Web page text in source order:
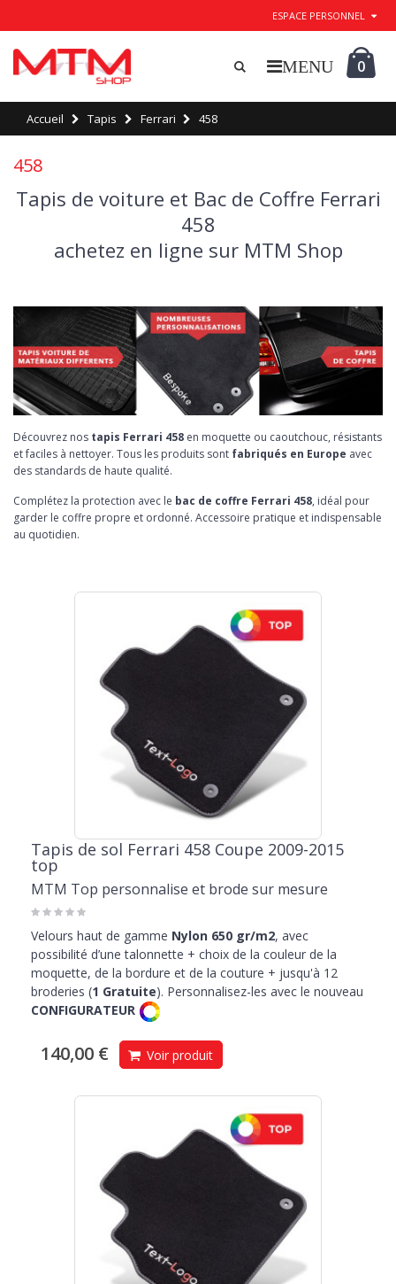
ESPACE PERSONNEL
0
Accueil Tapis Ferrari 458
458
Tapis de voiture et Bac de Coffre Ferrari
458
achetez en ligne sur MTM Shop
Découvrez nos tapis Ferrari 458 en moquette ou caoutchouc, résistants
et faciles à nettoyer. Tous les produits sont fabriqués en Europe avec
des standards de haute qualité.
Complétez la protection avec le bac de coffre Ferrari 458, idéal pour
garder le coffre propre et ordonné. Accessoire pratique et indispensable
au quotidien.
Tapis de sol Ferrari 458 Coupe 2009-2015
top
MTM Top personnalise et brode sur mesure
Velours haut de gamme Nylon 650 gr/m2, avec
possibilité d’une talonnette + choix de la couleur de la
moquette, de la bordure et de la couture + jusqu'à 12
broderies (1 Gratuite). Personnalisez-les avec le nouveau
CONFIGURATEUR
140,00 € Voir produit